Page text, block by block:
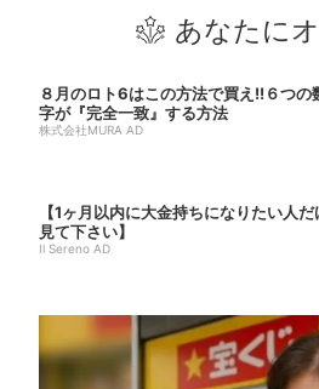
あなたに
８月のロト6はこの方法で買え!!６つの
字が『完全一致』する方法
株式会社MURA AD
【1ヶ月以内に大金持ちになりたい人だ
見て下さい】
Il Sereno AD